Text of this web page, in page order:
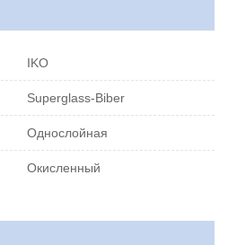
IKO
Superglass-Biber
Однослойная
Окисленный